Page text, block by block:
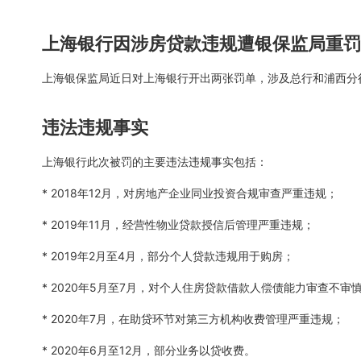
上海银行因涉房贷款违规遭银保监局重罚
上海银保监局近日对上海银行开出两张罚单，涉及总行和浦西
违法违规事实
上海银行此次被罚的主要违法违规事实包括：
* 2018年12月，对房地产企业同业投资合规审查严重违规；
* 2019年11月，经营性物业贷款授信后管理严重违规；
* 2019年2月至4月，部分个人贷款违规用于购房；
* 2020年5月至7月，对个人住房贷款借款人偿债能力审查不审慎
* 2020年7月，在助贷环节对第三方机构收费管理严重违规；
* 2020年6月至12月，部分业务以贷收费。